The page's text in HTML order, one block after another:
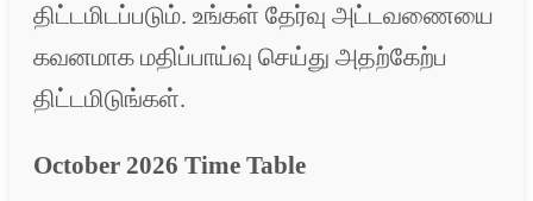
திட்டமிடப்படும். உங்கள் தேர்வு அட்டவணையை
கவனமாக மதிப்பாய்வு செய்து அதற்கேற்ப
திட்டமிடுங்கள்.
October 2026 Time Table